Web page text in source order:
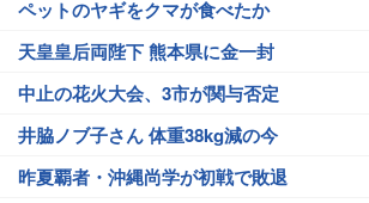
ペットのヤギをクマが食べたか
天皇皇后両陛下 熊本県に金一封
中止の花火大会、3市が関与否定
井脇ノブ子さん 体重38kg減の今
昨夏覇者・沖縄尚学が初戦で敗退